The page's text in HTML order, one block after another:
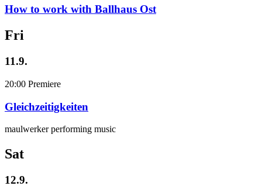
How to work with Ballhaus Ost
Fri
11.9.
20:00 Premiere
Gleichzeitigkeiten
maulwerker performing music
Sat
12.9.